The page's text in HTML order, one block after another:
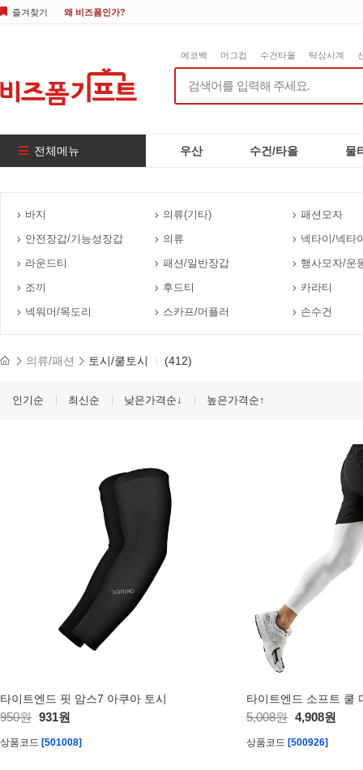
즐겨찾기 왜 비즈폼인가?
에코백 머그컵 수건타올 탁상시계
전체메뉴 우산 수건/타올 물
바지 의류(기타)
패션모자
안전장갑/기능성장갑
의류
넥타이/넥타
라운드티
패션/일반장갑
행사모자/운
조끼
후드티
카라티
넥워머/목도리
스카프/머플러 손수건
의류/패션 토시/쿨토시 (412)
인기순 최신순 낮은가격순↓ 높은가격순↑
타이트엔드 핏 암스7 아쿠아 토시
950원 931원
상품코드 [501008]
5,008원 4,908원
상품코드 [500926]